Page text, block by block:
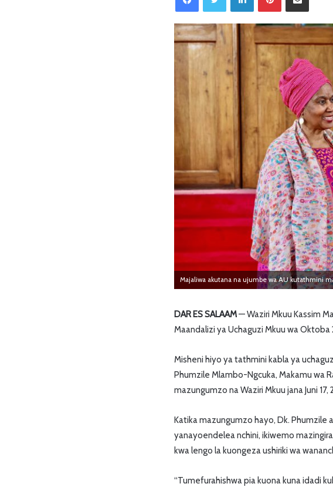
Majaliwa akutana na ujumbe wa AU kutathmini
DAR ES SALAAM— Waziri Mkuu Kassim
Maandalizi ya Uchaguzi Mkuu wa
Misheni hiyo ya tathmini kabla ya
Phumzile Mlambo-Ngcuka, Makamu wa
mazungumzo na Waziri Mkuu jana Juni
Katika mazungumzo hayo, Dk. Phumzile
yanayoendelea nchini, ikiwemo
kwa lengo la kuongeza ushiriki wa
“Tumefurahishwa pia kuona kuna idadi